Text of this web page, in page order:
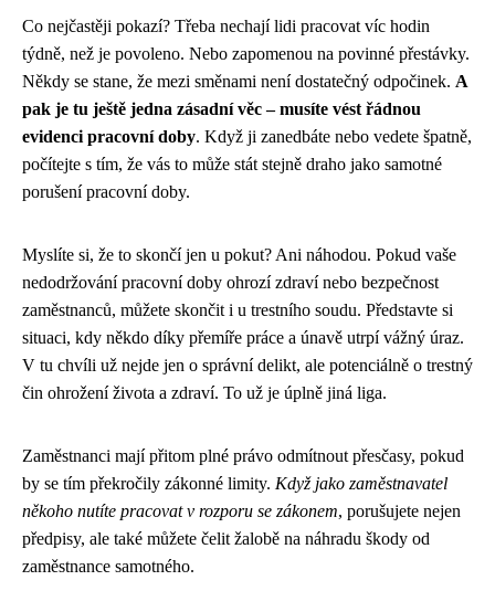
Co nejčastěji pokazí? Třeba nechají lidi pracovat víc hodin
týdně, než je povoleno. Nebo zapomenou na povinné přestávky.
Někdy se stane, že mezi směnami není dostatečný odpočinek. A
pak je tu ještě jedna zásadní věc – musíte vést řádnou
evidenci pracovní doby. Když ji zanedbáte nebo vedete špatně,
počítejte s tím, že vás to může stát stejně draho jako samotné
porušení pracovní doby.
Myslíte si, že to skončí jen u pokut? Ani náhodou. Pokud vaše
nedodržování pracovní doby ohrozí zdraví nebo bezpečnost
zaměstnanců, můžete skončit i u trestního soudu. Představte si
situaci, kdy někdo díky přemíře práce a únavě utrpí vážný úraz.
V tu chvíli už nejde jen o správní delikt, ale potenciálně o trestný
čin ohrožení života a zdraví. To už je úplně jiná liga.
Zaměstnanci mají přitom plné právo odmítnout přesčasy, pokud
by se tím překročily zákonné limity. Když jako zaměstnavatel
někoho nutíte pracovat v rozporu se zákonem, porušujete nejen
předpisy, ale také můžete čelit žalobě na náhradu škody od
zaměstnance samotného.